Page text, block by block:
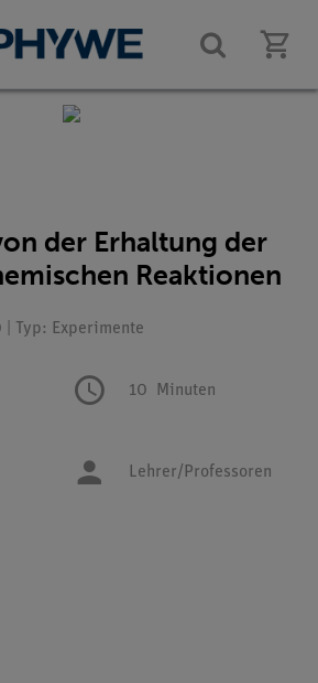
der Erhaltung der
Reaktionen
Typ: Experimente
10 Minuten
Lehrer/Professoren